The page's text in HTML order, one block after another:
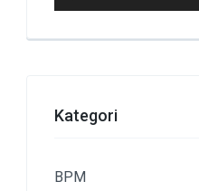
Kategori
BPM